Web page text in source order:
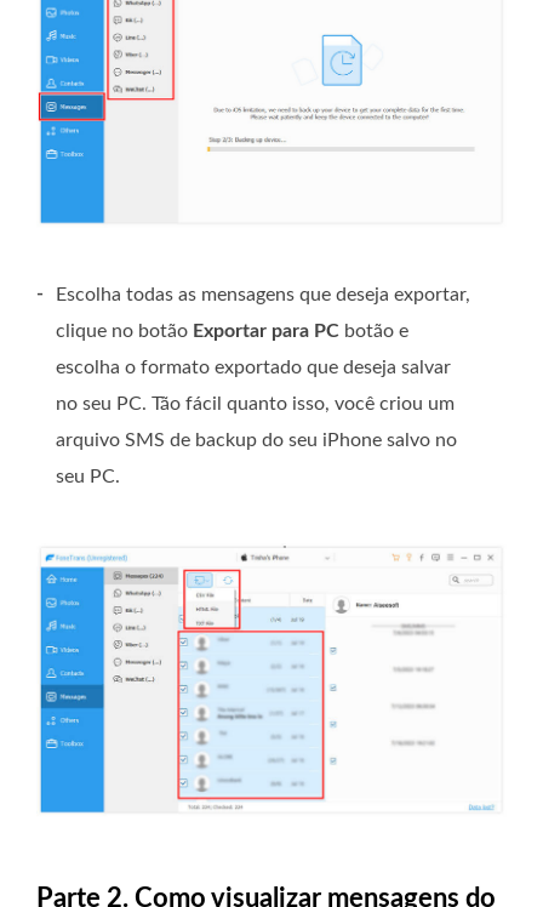
-
Escolha todas as mensagens que deseja exportar,
clique no botão Exportar para PC botão e
escolha o formato exportado que deseja salvar
no seu PC. Tão fácil quanto isso, você criou um
arquivo SMS de backup do seu iPhone salvo no
seu PC.
Parte 2. Como visualizar mensagens do